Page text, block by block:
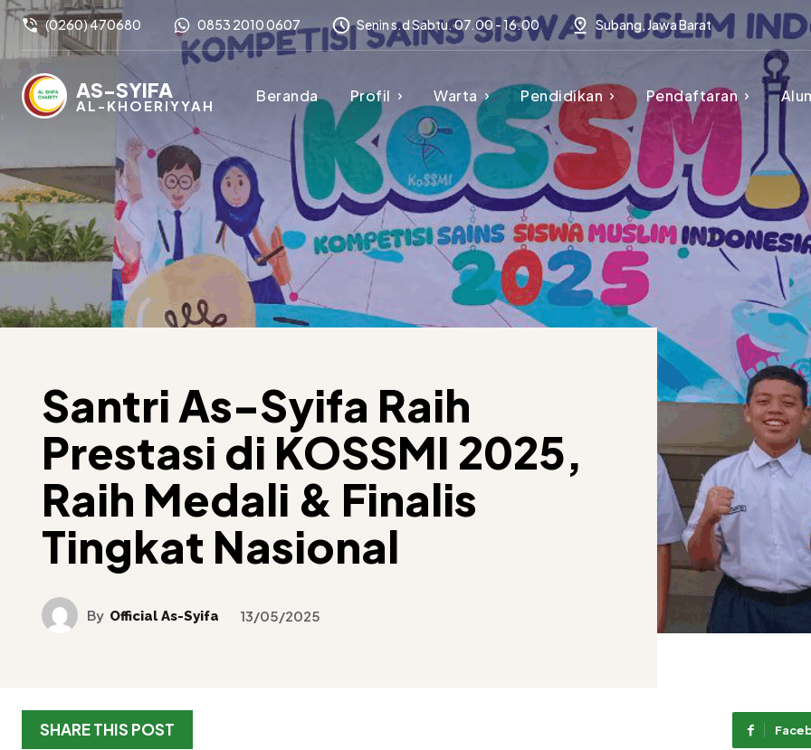
(0260) 470680 0853 2010 0607 Senin s.d Sabtu. 07.00 - 16.00 Subang, Jawa Barat
AS-SYIFA
AL-KHOERIYYAH Beranda Profil Warta Pendidikan Pendaftaran
Santri As-Syifa Raih
Prestasi di KOSSMI 2025,
Raih Medali & Finalis
Tingkat Nasional
By Official As-Syifa 13/05/2025
SHARE THIS POST